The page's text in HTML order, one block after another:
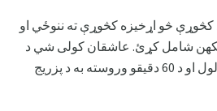
څو اړخیزه کڅوړې ته ننوځي او
مکھن شامل کړئ. عاشقان کولی شي د
لعل پاڼه ولري. د "بټوت" بدلول او د 60 دقيقو وروسته به د پزریج